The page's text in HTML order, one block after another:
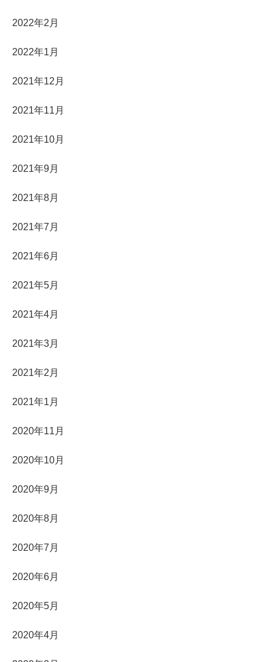
2022年2月
2022年1月
2021年12月
2021年11月
2021年10月
2021年9月
2021年8月
2021年7月
2021年6月
2021年5月
2021年4月
2021年3月
2021年2月
2021年1月
2020年11月
2020年10月
2020年9月
2020年8月
2020年7月
2020年6月
2020年5月
2020年4月